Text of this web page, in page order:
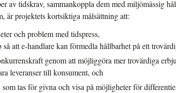
av tidskrav, sammankoppla dem med miljömässig
är projektets kortsiktiga målsättning att:
och problem med tidspress,
att e-handlare kan förmedla hållbarhet på ett
genom att möjliggöra mer trovärdiga
leveranser till konsument, och
tas för givna och visa på möjligheter för